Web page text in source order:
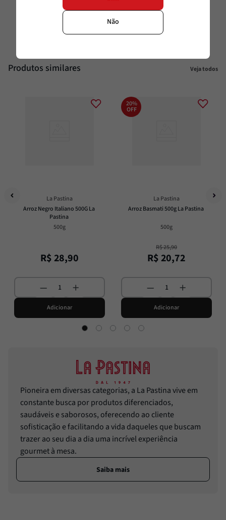
Produtos similares Veja todos
La Pastina
Arroz Negro Italiano 500G La
Pastina
500g
R$28,90
Adicionar
20%
OFF
La Pastina
Arroz Basmati 500g La Pastina
500g
R$25,90
R$20,72
Adicionar
Pioneira em diversas categorias, a La Pastina vive em
constante busca por produtos diferenciados,
saudáveis e saborosos, oferecendo ao cliente
sofisticação e facilitando a vida daqueles que buscam
trazer ao seu dia a dia uma incrível experiência
gourmet à mesa.
Saiba mais
Não